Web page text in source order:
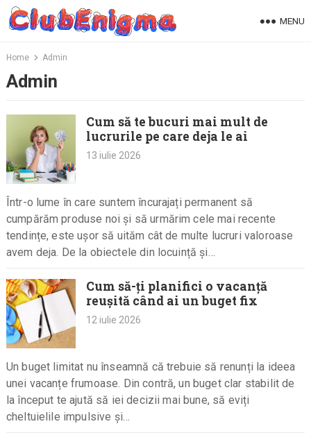
Skip
MENU
Home Admin
Admin
Cum să te bucuri mai mult de
lucrurile pe care deja le ai
13 iulie 2026
Într-o lume în care suntem încurajați permanent să
cumpărăm produse noi și să urmărim cele mai recente
tendințe, este ușor să uităm cât de multe lucruri valoroase
avem deja. De la obiectele din locuință și…
Cum să-ți planifici o vacanță
reușită când ai un buget fix
12 iulie 2026
Un buget limitat nu înseamnă că trebuie să renunți la ideea
unei vacanțe frumoase. Din contră, un buget clar stabilit de
la început te ajută să iei decizii mai bune, să eviți
cheltuielile impulsive și…